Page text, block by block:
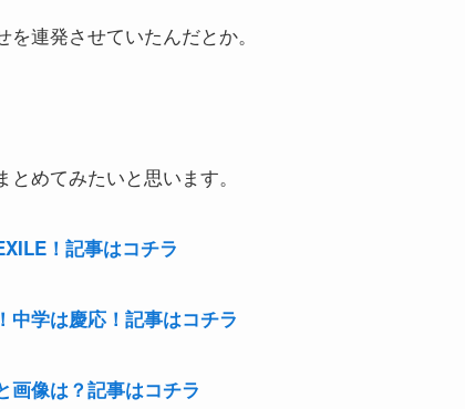
を連発させていたんだとか。
とめてみたいと思います。
！記事はコチラ
学は慶応！記事はコチラ
像は？記事はコチラ